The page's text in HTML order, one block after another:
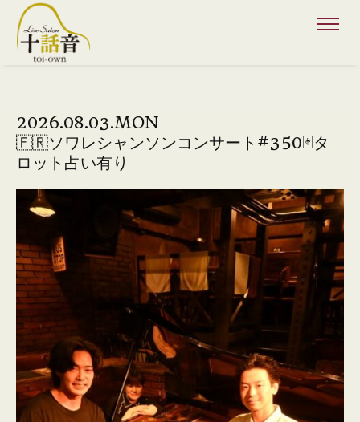
2026.08.03.MON
🇫🇷ソワレシャンソンコンサート#350🃏タ
ロット占い有り